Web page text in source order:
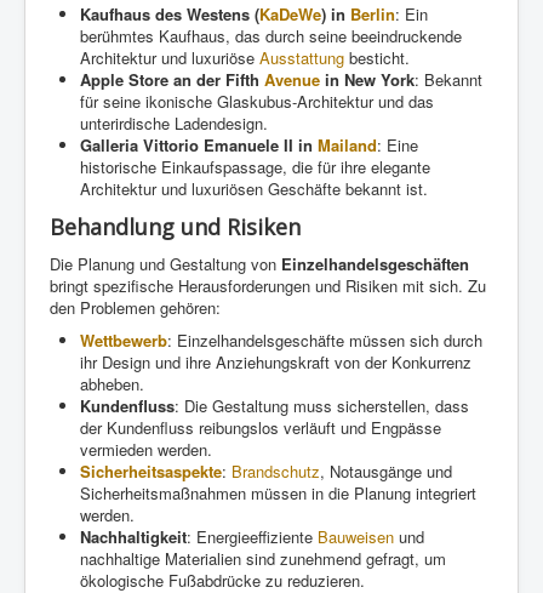
Kaufhaus des Westens (KaDeWe) in Berlin: Ein
berühmtes Kaufhaus, das durch seine beeindruckende
Architektur und luxuriöse Ausstattung besticht.
Apple Store an der Fifth Avenue in New York: Bekannt
für seine ikonische Glaskubus-Architektur und das
unterirdische Ladendesign.
Galleria Vittorio Emanuele II in Mailand: Eine
historische Einkaufspassage, die für ihre elegante
Architektur und luxuriösen Geschäfte bekannt ist.
Behandlung und Risiken
Die Planung und Gestaltung von Einzelhandelsgeschäften
bringt spezifische Herausforderungen und Risiken mit sich. Zu
den Problemen gehören:
Wettbewerb: Einzelhandelsgeschäfte müssen sich durch
ihr Design und ihre Anziehungskraft von der Konkurrenz
abheben.
Kundenfluss: Die Gestaltung muss sicherstellen, dass
der Kundenfluss reibungslos verläuft und Engpässe
vermieden werden.
Sicherheitsaspekte: Brandschutz, Notausgänge und
Sicherheitsmaßnahmen müssen in die Planung integriert
werden.
Nachhaltigkeit: Energieeffiziente Bauweisen und
nachhaltige Materialien sind zunehmend gefragt, um
ökologische Fußabdrücke zu reduzieren.